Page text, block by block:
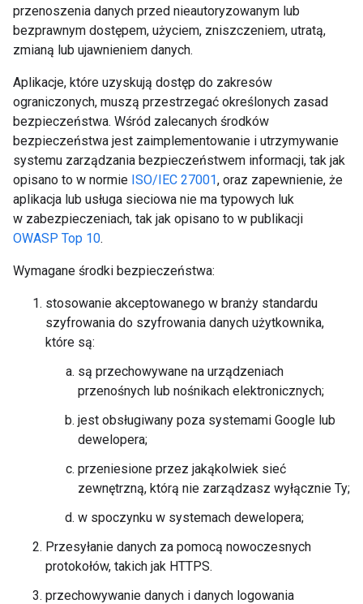
przenoszenia danych przed nieautoryzowanym lub
bezprawnym dostępem, użyciem, zniszczeniem, utratą,
zmianą lub ujawnieniem danych.
Aplikacje, które uzyskują dostęp do zakresów
ograniczonych, muszą przestrzegać określonych zasad
bezpieczeństwa. Wśród zalecanych środków
bezpieczeństwa jest zaimplementowanie i utrzymywanie
systemu zarządzania bezpieczeństwem informacji, tak jak
opisano to w normie ISO/IEC 27001, oraz zapewnienie, że
aplikacja lub usługa sieciowa nie ma typowych luk
w zabezpieczeniach, tak jak opisano to w publikacji
OWASP Top 10.
Wymagane środki bezpieczeństwa:
stosowanie akceptowanego w branży standardu
szyfrowania do szyfrowania danych użytkownika,
które są:
są przechowywane na urządzeniach
przenośnych lub nośnikach elektronicznych;
jest obsługiwany poza systemami Google lub
dewelopera;
przeniesione przez jakąkolwiek sieć
zewnętrzną, którą nie zarządzasz wyłącznie Ty;
w spoczynku w systemach dewelopera;
Przesyłanie danych za pomocą nowoczesnych
protokołów, takich jak HTTPS.
przechowywanie danych i danych logowania